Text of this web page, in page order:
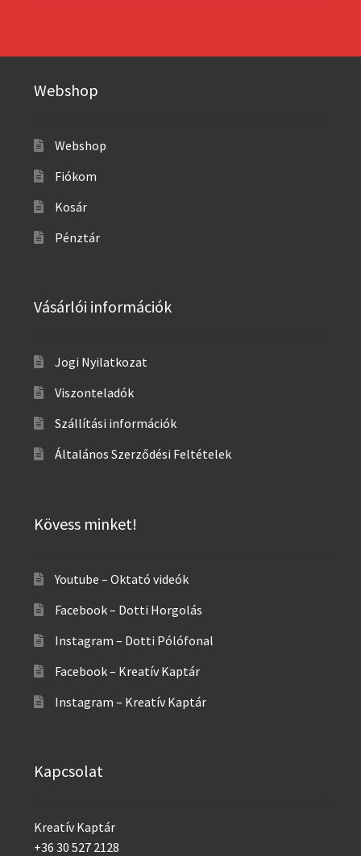
Webshop
Webshop
Fiókom
Kosár
Pénztár
Vásárlói információk
Jogi Nyilatkozat
Viszonteladók
Szállítási információk
Általános Szerződési Feltételek
Kövess minket!
Youtube – Oktató videók
Facebook – Dotti Horgolás
Instagram – Dotti Pólófonal
Facebook – Kreatív Kaptár
Instagram – Kreatív Kaptár
Kapcsolat
Kreatív Kaptár
+36 30 527 2128